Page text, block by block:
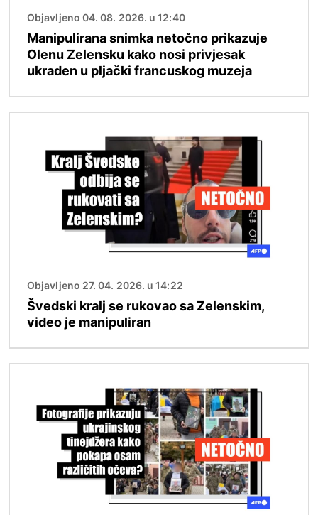
Objavljeno 04. 08. 2026. u 12:40
Manipulirana snimka netočno prikazuje
Olenu Zelensku kako nosi privjesak
ukraden u pljački francuskog muzeja
Objavljeno 27. 04. 2026. u 14:22
Švedski kralj se rukovao sa Zelenskim,
video je manipuliran